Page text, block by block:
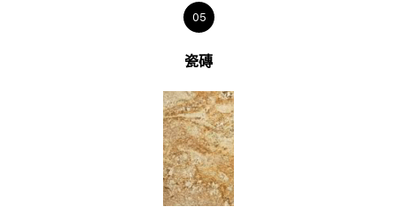
05
瓷磚